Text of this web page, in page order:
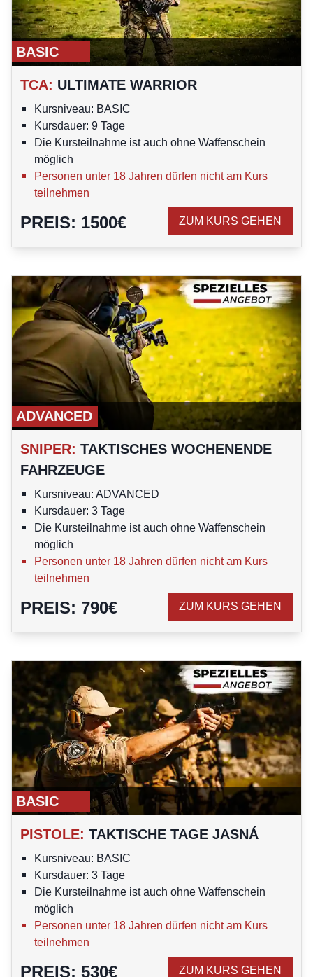
BASIC
TCA: ULTIMATE WARRIOR
Kursniveau: BASIC
Kursdauer: 9 Tage
Die Kursteilnahme ist auch ohne Waffenschein
möglich
Personen unter 18 Jahren dürfen nicht am Kurs
teilnehmen
PREIS: 1500€ ZUM KURS GEHEN
ADVANCED
SNIPER: TAKTISCHES WOCHENENDE
FAHRZEUGE
Kursniveau: ADVANCED
Kursdauer: 3 Tage
Die Kursteilnahme ist auch ohne Waffenschein
möglich
Personen unter 18 Jahren dürfen nicht am Kurs
teilnehmen
PREIS: 790€ ZUM KURS GEHEN
BASIC
PISTOLE: TAKTISCHE TAGE JASNÁ
Kursniveau: BASIC
Kursdauer: 3 Tage
Die Kursteilnahme ist auch ohne Waffenschein
möglich
Personen unter 18 Jahren dürfen nicht am Kurs
teilnehmen
PREIS: 530€ ZUM KURS GEHEN